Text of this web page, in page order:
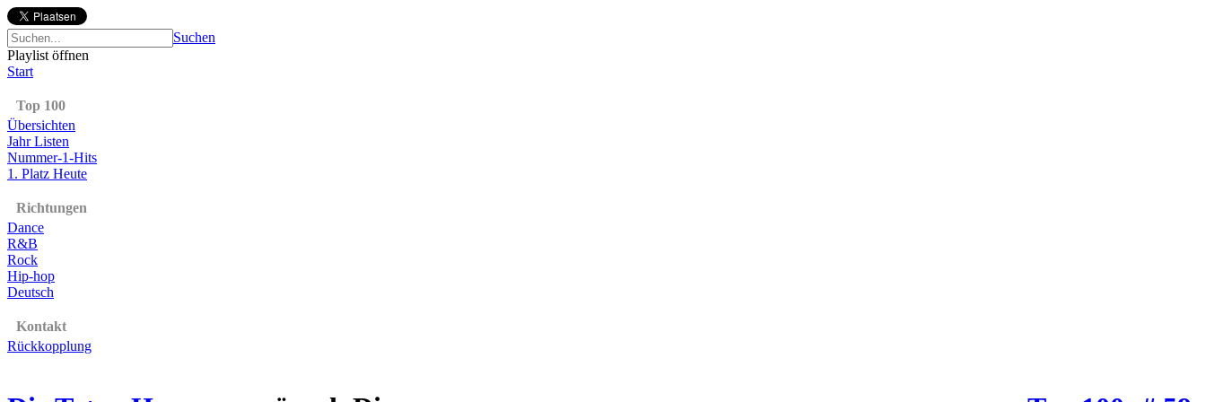
Suchen
Playlist öffnen
Start
Top 100
Übersichten
Jahr Listen
Nummer-1-Hits
1. Platz Heute
Richtungen
Dance
R&B
Rock
Hip-hop
Deutsch
Kontakt
Rückkopplung